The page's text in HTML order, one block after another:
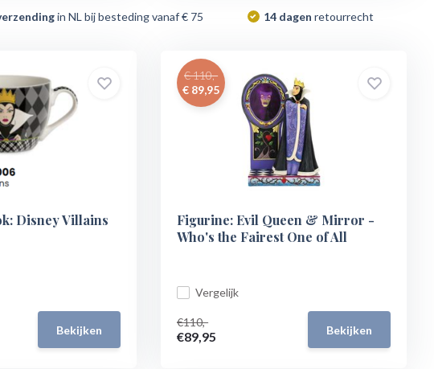
in NL bij besteding vanaf € 75 14 dagen retourrecht
Disney Villains
Bekijken
€ 110,-
€ 89,95
Figurine: Evil Queen & Mirror -
Who's the Fairest One of All
Vergelijk
€110,-
€89,95 Bekijken